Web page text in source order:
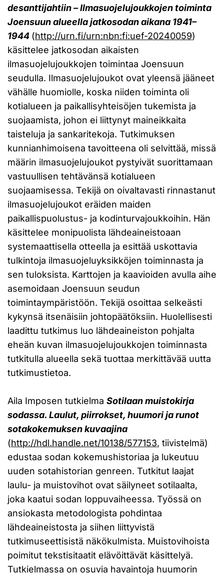
desanttijahtiin – Ilmasuojelujoukkojen toiminta
Joensuun alueella jatkosodan aikana 1941–
1944 (http://urn.fi/urn:nbn:fi:uef-20240059)
käsittelee jatkosodan aikaisten
ilmasuojelujoukkojen toimintaa Joensuun
seudulla. Ilmasuojelujoukot ovat yleensä jääneet
vähälle huomiolle, koska niiden toiminta oli
kotialueen ja paikallisyhteisöjen tukemista ja
suojaamista, johon ei liittynyt maineikkaita
taisteluja ja sankaritekoja. Tutkimuksen
kunnianhimoisena tavoitteena oli selvittää, missä
määrin ilmasuojelujoukot pystyivät suorittamaan
vastuullisen tehtävänsä kotialueen
suojaamisessa. Tekijä on oivaltavasti rinnastanut
ilmasuojelujoukot eräiden maiden
paikallispuolustus- ja kodinturvajoukkoihin. Hän
käsittelee monipuolista lähdeaineistoaan
systemaattisella otteella ja esittää uskottavia
tulkintoja ilmasuojeluyksikköjen toiminnasta ja
sen tuloksista. Karttojen ja kaavioiden avulla aihe
asemoidaan Joensuun seudun
toimintaympäristöön. Tekijä osoittaa selkeästi
kykynsä itsenäisiin johtopäätöksiin. Huolellisesti
laadittu tutkimus luo lähdeaineiston pohjalta
eheän kuvan ilmasuojelujoukkojen toiminnasta
tutkitulla alueella sekä tuottaa merkittävää uutta
tutkimustietoa.
Aila Imposen tutkielma Sotilaan muistokirja
sodassa. Laulut, piirrokset, huumori ja runot
sotakokemuksen kuvaajina
(http://hdl.handle.net/10138/577153, tiivistelmä)
edustaa sodan kokemushistoriaa ja lukeutuu
uuden sotahistorian genreen. Tutkitut laajat
laulu- ja muistovihot ovat säilyneet sotilaalta,
joka kaatui sodan loppuvaiheessa. Työssä on
ansiokasta metodologista pohdintaa
lähdeaineistosta ja siihen liittyvistä
tutkimuseettisistä näkökulmista. Muistovihoista
poimitut tekstisitaatit elävöittävät käsittelyä.
Tutkielmassa on osuvia havaintoja huumorin